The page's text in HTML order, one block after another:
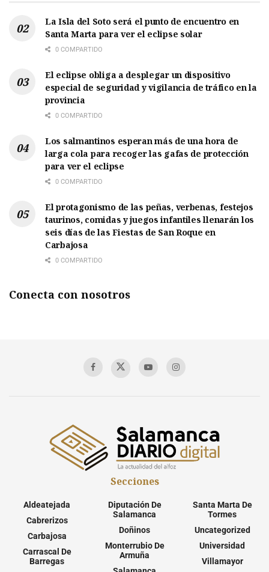
La Isla del Soto será el punto de encuentro en
Santa Marta para ver el eclipse solar
0 COMPARTIDO
El eclipse obliga a desplegar un dispositivo
especial de seguridad y vigilancia de tráfico en la
provincia
0 COMPARTIDO
Los salmantinos esperan más de una hora de
larga cola para recoger las gafas de protección
para ver el eclipse
0 COMPARTIDO
El protagonismo de las peñas, verbenas, festejos
taurinos, comidas y juegos infantiles llenarán los
seis días de las Fiestas de San Roque en
Carbajosa
0 COMPARTIDO
Conecta con nosotros
Secciones
Aldeatejada
Cabrerizos
Carbajosa
Carrascal De
Barregas
Diputación De
Salamanca
Doñinos
Monterrubio De
Armuña
Santa Marta De
Tormes
Uncategorized
Universidad
Villamayor